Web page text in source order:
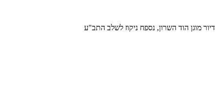
דיור מוגן הוד השרון, נספח ניקוז לשלב התב"ע